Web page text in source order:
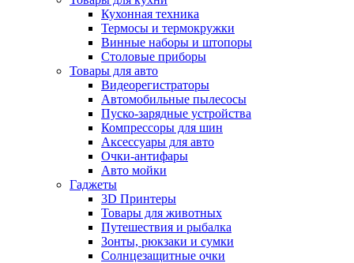
Кухонная техника
Термосы и термокружки
Винные наборы и штопоры
Столовые приборы
Товары для авто
Видеорегистраторы
Автомобильные пылесосы
Пуско-зарядные устройства
Компрессоры для шин
Аксессуары для авто
Очки-антифары
Авто мойки
Гаджеты
3D Принтеры
Товары для животных
Путешествия и рыбалка
Зонты, рюкзаки и сумки
Солнцезащитные очки